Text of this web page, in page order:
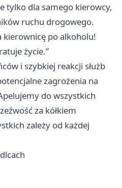
tylko dla samego kierowcy,
ruchu drogowego.
kierownicę po alkoholu!
życie.”
i szybkiej reakcji służb
zagrożenia na
do wszystkich
za kółkiem
zależy od każdej